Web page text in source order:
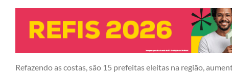
Refazendo as costas, são 15 prefeitas eleitas na região,